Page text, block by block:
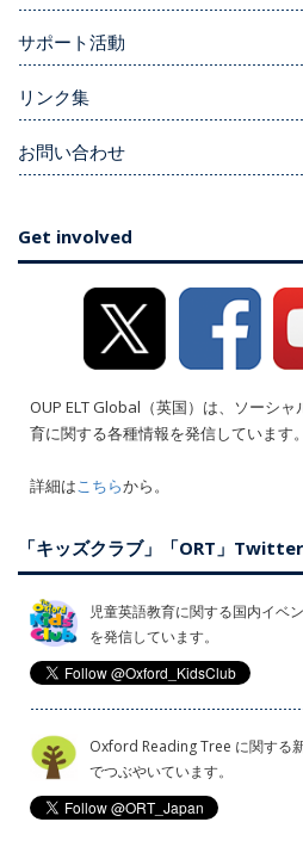
サポート活動
リンク集
お問い合わせ
Get involved
OUP ELT Global（英国）は、ソーシ
育に関する各種情報を発信しています。
詳細はこちらから。
「キッズクラブ」「ORT」Twitter
児童英語教育に関する国内イベ
を発信しています。
Oxford Reading Tree に関する
でつぶやいています。